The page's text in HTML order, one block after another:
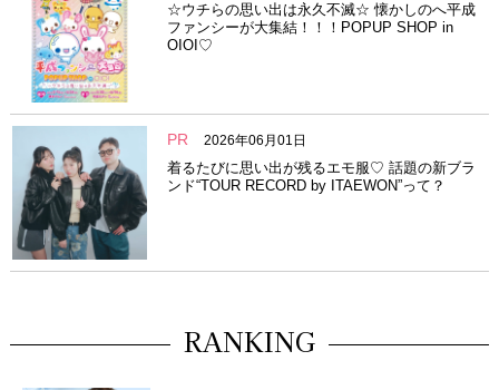
☆ウチらの思い出は永久不滅☆ 懐かしのへ平成
ファンシーが大集結！！！POPUP SHOP in
OIOI♡
PR 2026年06月01日
着るたびに思い出が残るエモ服♡ 話題の新ブラ
ンド“TOUR RECORD by ITAEWON”って？
RANKING